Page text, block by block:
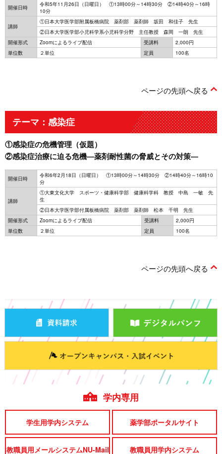
開催日時
令和5年11月26日（日曜日） ①13時00分～14時30分 ②14時40分～16時
10分
講師
①日本大学医学部附属板橋病院 薬剤部 薬剤師 坂田 和佳子 先生
②日本大学医学部小児科学系小児科学分野 主任教授 森岡 一朗 先生
開催形式
Zoomによるライブ配信 受講料
2,000円
単位数
２単位 定員 100名
ページの先頭へ戻る
テーマ：感染症
①感染症の危機管理（仮題）
②感染症治療に迫る危機―薬剤耐性菌の脅威とその対策―
開催日時
令和6年2月18日（日曜日） ①13時00分～14時30分 ②14時40分～16時10
分
講師
①大東文化大学 スポーツ・健康科学部 健康科学科 教授 中島 一敏 先
生
②日本大学医学部付属板橋病院 薬剤部 薬剤師 松本 千明 先生
開催形式
Zoomによるライブ配信 受講料
2,000円
単位数
２単位 定員 100名
ページの先頭へ戻る
学内専用
学生用学内システム 薬学部ポータルサイト
教職員用メールシステムNU-Mail 教職員用学内システム